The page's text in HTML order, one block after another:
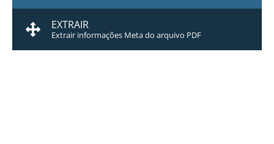
EXTRAIR
Extrair informações Meta do arquivo PDF